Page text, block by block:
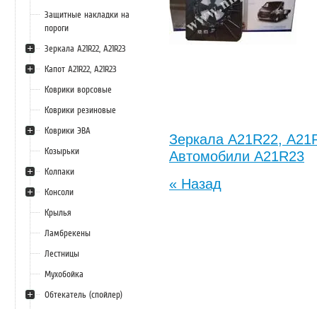
Зеркала А21R22,
Автомобили А21R23
« Назад
Защитные накладки на
пороги
Зеркала А21R22, А21R23
Капот А21R22, А21R23
Коврики ворсовые
Коврики резиновые
Коврики ЭВА
Козырьки
Колпаки
Консоли
Крылья
Ламбрекены
Лестницы
Мухобойка
Обтекатель (спойлер)